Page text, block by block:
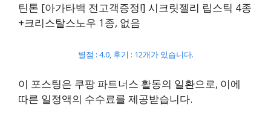
틴톤 [아가타백 전고객증정!] 시크릿젤리 립스틱 4종
+크리스탈스노우 1종, 없음
별점 : 4.0, 후기 : 12개가 있습니다.
이 포스팅은 쿠팡 파트너스 활동의 일환으로, 이에
따른 일정액의 수수료를 제공받습니다.